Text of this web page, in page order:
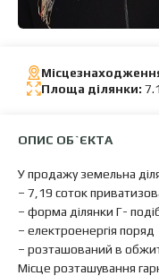
Площа ділянки:
ОПИС ОБ`ЄКТА
У продажу земельна
– 7,19 соток
– форма ділянки Г-
– електроенергія поряд
– розташований в
Місце розташування